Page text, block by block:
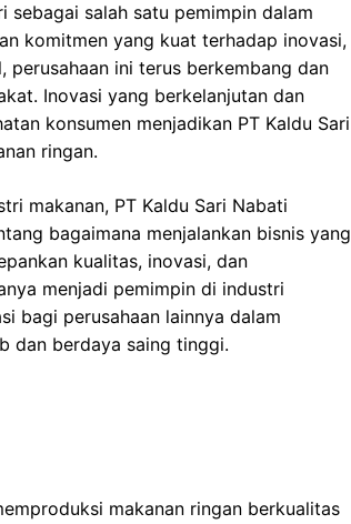
sebagai salah satu pemimpin dalam
komitmen yang kuat terhadap inovasi,
ini terus berkembang dan
Inovasi yang berkelanjutan dan
konsumen menjadikan PT Kaldu Sari
ringan.
makanan, PT Kaldu Sari Nabati
bagaimana menjalankan bisnis yang
kualitas, inovasi, dan
menjadi pemimpin di industri
bagi perusahaan lainnya dalam
dan berdaya saing tinggi.
makanan ringan berkualitas